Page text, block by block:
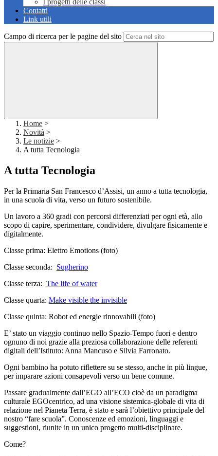
I progetti delle classi
Contatti
Link utili
Campo di ricerca per le pagine del sito
Home >
Novità >
Le notizie >
A tutta Tecnologia
A tutta Tecnologia
Per la Primaria San Francesco d’Assisi, un anno a tutta tecnologia,
in una scuola di vita, verso un futuro sostenibile.
Un lavoro a 360 gradi con percorsi differenziati per ogni età, allo
scopo di capire, sperimentare, condividere, divulgare fisicamente e
digitalmente.
Classe prima: Elettro Emotions (foto)
Classe seconda: Sugherino
Classe terza: The life of water
Classe quarta: Make visible the invisible
Classe quinta: Robot ed energie rinnovabili (foto)
E’ stato un viaggio continuo nello Spazio-Tempo fuori e dentro
ognuno di noi grazie alla preziosa collaborazione delle referenti
digitali dell’Istituto: Anna Mancuso e Silvia Farronato.
Ogni bambino ha potuto riflettere su se stesso, anche in più lingue,
per imparare azioni consapevoli verso un bene comune.
Passare gradualmente dall’EGO all’ECO cioè da un paradigma
culturale EGOcentrico, ad una visione sistemica-globale di vita di
relazione nel Pianeta Terra, è stato e sarà l’obiettivo principale del
nostro “fare scuola”. Conoscenze ed emozioni, linguaggi e
suggestioni, riunite in un unico progetto multi-disciplinare.
Come?